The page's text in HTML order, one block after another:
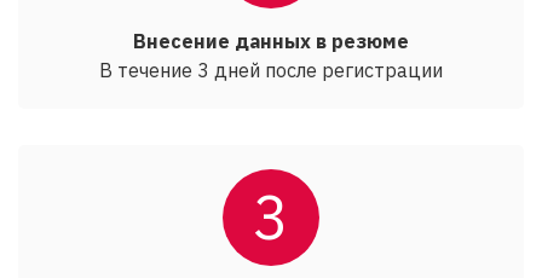
Внесение данных в резюме
В течение 3 дней после регистрации
3